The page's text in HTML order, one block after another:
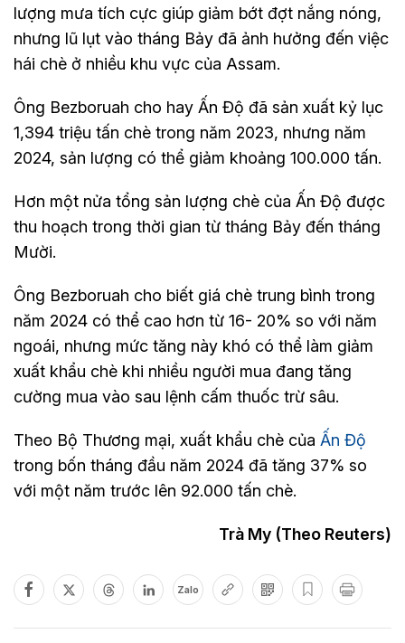
lượng mưa tích cực giúp giảm bớt đợt nắng nóng,
nhưng lũ lụt vào tháng Bảy đã ảnh hưởng đến việc
hái chè ở nhiều khu vực của Assam.
Ông Bezboruah cho hay Ấn Độ đã sản xuất kỷ lục
1,394 triệu tấn chè trong năm 2023, nhưng năm
2024, sản lượng có thể giảm khoảng 100.000 tấn.
Hơn một nửa tổng sản lượng chè của Ấn Độ được
thu hoạch trong thời gian từ tháng Bảy đến tháng
Mười.
Ông Bezboruah cho biết giá chè trung bình trong
năm 2024 có thể cao hơn từ 16- 20% so với năm
ngoái, nhưng mức tăng này khó có thể làm giảm
xuất khẩu chè khi nhiều người mua đang tăng
cường mua vào sau lệnh cấm thuốc trừ sâu.
Theo Bộ Thương mại, xuất khẩu chè của Ấn Độ
trong bốn tháng đầu năm 2024 đã tăng 37% so
với một năm trước lên 92.000 tấn chè.
Trà My (Theo Reuters)
Zalo